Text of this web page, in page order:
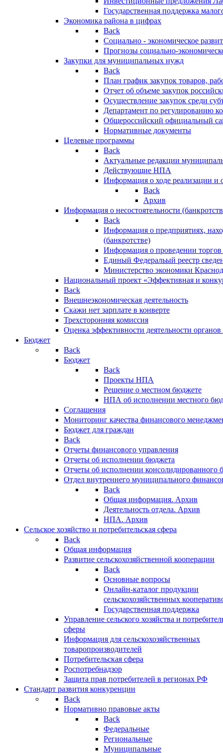
Государственная поддержка
Экономика района в цифрах
Back
Социально - экономическое
Прогнозы социально-
Закупки для муниципальных нужд
Back
План график закупок товаров,
Отчет об объеме закупок
Осуществление закупок среди
Департамент по регулированию
Общероссийский официальный
Нормативные документы
Целевые программы
Back
Актуальные редакции
Действующие НПА
Информация о ходе реализации
Back
Архив
Информация о несостоятельности
Back
Информация о предприятиях,
(банкротстве)
Информация о проведении
Единый Федеральый реестр
Министерство экономики
Национальный проект «Эффективная и
Back
Внешнеэкономическая деятельность
Скажи нет зарплате в конверте
Трехсторонняя комиссия
Оценка эффективности деятельности
Бюджет
Back
Бюджет
Back
Проекты НПА
Решение о местном бюджете
НПА об исполнении местного
Соглашения
Мониторинг качества финансового
Бюджет для граждан
Back
Отчеты финансового управления
Отчеты об исполнении бюджета
Отчеты об исполнении консолидированного
Отдел внутреннего муниципального
Back
Общая информация. Архив
Деятельность отдела. Архив
НПА. Архив
Сельское хозяйство и потребительская сфера
Back
Общая информация
Развитие сельскохозяйственной кооперации
Back
Основные вопросы
Онлайн-каталог продукции
сельскохозяйственных
Государственная поддержка
Управление сельского хозяйства и
сферы
Информация для сельскохозяйственных
товаропроизводителей
Потребительская сфера
Роспотребнадзор
Защита прав потребителей в регионах РФ
Стандарт развития конкуренции
Back
Нормативно правовые акты
Back
Федеральные
Региональные
Муниципальные